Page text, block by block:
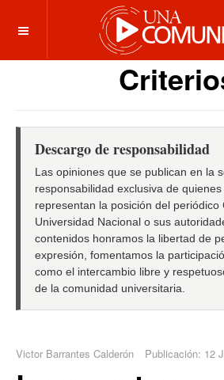
OFF CANVAS
Descargo de responsabilidad
Las opiniones que se publican en la
responsabilidad exclusiva de
representan la posición del periódico
Universidad Nacional o sus
contenidos honramos la libertad de
expresión, fomentamos la
como el intercambio libre y
de la comunidad universitaria.
Victor Barrantes Calderón Publicación: 12